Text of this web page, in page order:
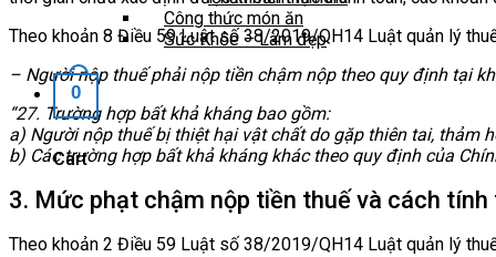
Công thức món ăn
Sức Khỏe – Làm đẹp
0
Cart
Theo khoản 8 Điều 59 Luật số 38/2019/QH14 Luật quản lý
– Người nộp thuế phải nộp tiền chậm nộp theo quy định tại
“27. Trường hợp bất khả kháng bao gồm:
a) Người nộp thuế bị thiệt hại vật chất do gặp thiên tai, thảm
b) Các trường hợp bất khả kháng khác theo quy định của
3. Mức phạt chậm nộp tiền thuế và cách
Theo khoản 2 Điều 59 Luật số 38/2019/QH14 Luật quản lý